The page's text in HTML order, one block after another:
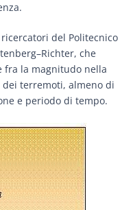
del Politecnico
che
fra la magnitudo nella
terremoti, almeno di
e periodo di tempo.